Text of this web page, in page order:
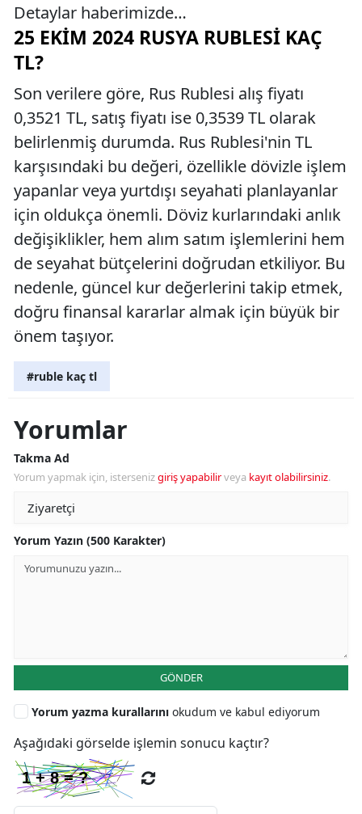
Detaylar haberimizde…
25 EKIM 2024 RUSYA RUBLESI KAÇ
TL?
Son verilere göre, Rus Rublesi alış fiyatı
0,3521 TL, satış fiyatı ise 0,3539 TL olarak
belirlenmiş durumda. Rus Rublesi'nin TL
karşısındaki bu değeri, özellikle dövizle işlem
yapanlar veya yurtdışı seyahati planlayanlar
için oldukça önemli. Döviz kurlarındaki anlık
değişiklikler, hem alım satım işlemlerini hem
de seyahat bütçelerini doğrudan etkiliyor. Bu
nedenle, güncel kur değerlerini takip etmek,
doğru finansal kararlar almak için büyük bir
önem taşıyor.
#ruble kaç tl
Yorumlar
Takma Ad
Yorum yapmak için, istersenizgiriş yapabilirveya kayıt olabilirsiniz.
Yorum Yazın (500 Karakter)
GÖNDER
Yorum yazma kurallarını okudum ve kabul ediyorum
Aşağıdaki görselde işlemin sonucu kaçtır?